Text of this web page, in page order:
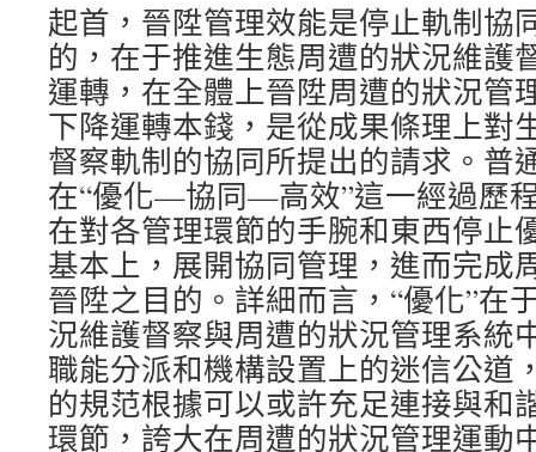
起首，晉陞管理效能是停止軌制協
的，在于推進生態周遭的狀況維護
運轉，在全體上晉陞周遭的狀況管
下降運轉本錢，是從成果條理上對
督察軌制的協同所提出的請求。普
在“優化—協同—高效”這一經過歷
在對各管理環節的手腕和東西停止
基本上，展開協同管理，進而完成
晉陞之目的。詳細而言，“優化”在
況維護督察與周遭的狀況管理系統
職能分派和機構設置上的迷信公道
的規范根據可以或許充足連接與和
環節，誇大在周遭的狀況管理運動